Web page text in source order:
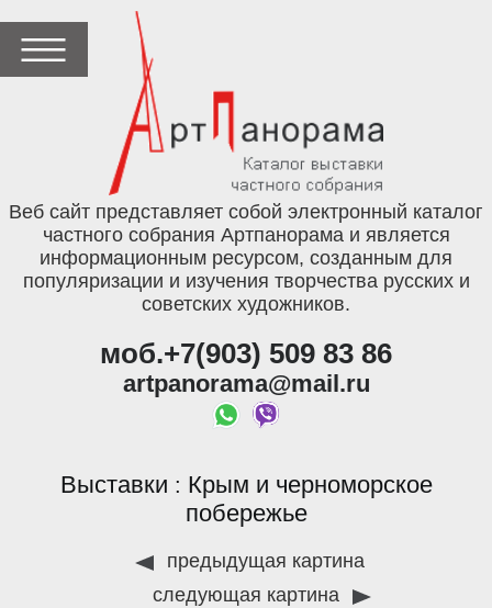
Веб сайт представляет собой электронный каталог
частного собрания Артпанорама и является
информационным ресурсом, созданным для
популяризации и изучения творчества русских и
советских художников.
моб.+7(903) 509 83 86
artpanorama@mail.ru
Выставки : Крым и черноморское
побережье
предыдущая картина
следующая картина